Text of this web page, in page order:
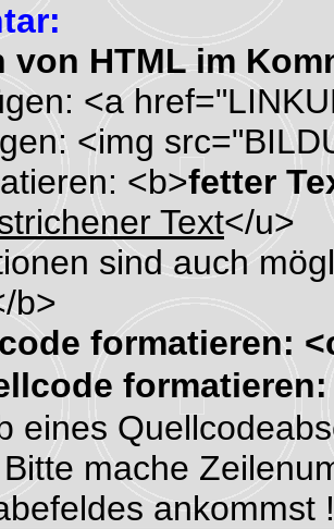
von HTML im
<a
<img
<b>fetter
Text</u>
sind auch
b>
formatieren:
formatieren:
eines
Bitte mache